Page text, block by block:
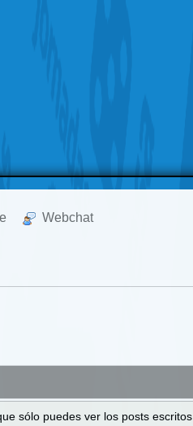
Webchat
sólo puedes ver los posts